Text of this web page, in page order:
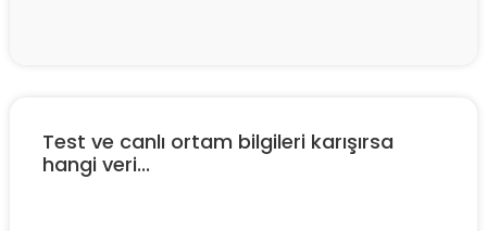
Test ve canlı ortam bilgileri karışırsa
hangi veri...